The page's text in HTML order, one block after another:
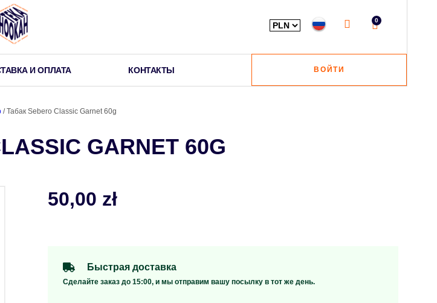
0
И ОПЛАТА КОНТАКТЫ ВОЙТИ
/ Табак Sebero Classic Garnet 60g
GARNET 60G
50,00 zł
Быстрая доставка
Сделайте заказ до 15:00, и мы отправим вашу посылку в тот же день.